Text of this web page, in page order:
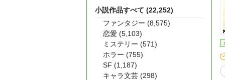
小説作品すべて (22,252)
ファンタジー (8,575)
恋愛 (5,103)
ミステリー (571)
ホラー (755)
SF (1,187)
キャラ文芸 (298)